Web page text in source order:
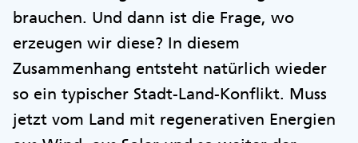
brauchen. Und dann ist die Frage, wo
erzeugen wir diese? In diesem
Zusammenhang entsteht natürlich wieder
so ein typischer Stadt-Land-Konflikt. Muss
jetzt vom Land mit regenerativen Energien